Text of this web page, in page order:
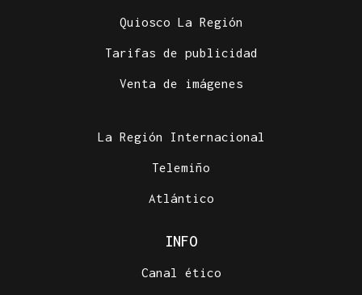
Quiosco La Región
Tarifas de publicidad
Venta de imágenes
La Región Internacional
Telemiño
Atlántico
INFO
Canal ético